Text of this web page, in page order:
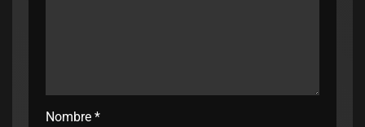
Nombre *